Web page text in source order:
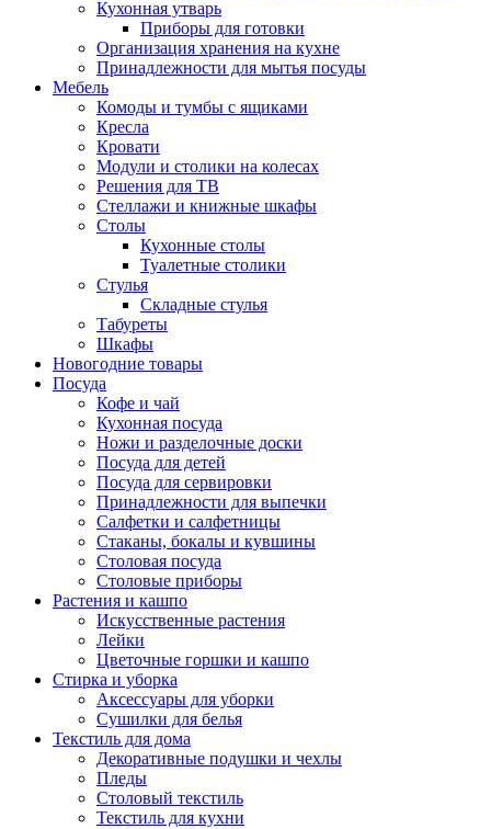
Кухонная утварь
Приборы для готовки
Организация хранения на кухне
Принадлежности для мытья посуды
Мебель
Комоды и тумбы с ящиками
Кресла
Кровати
Модули и столики на колесах
Решения для ТВ
Стеллажи и книжные шкафы
Столы
Кухонные столы
Туалетные столики
Стулья
Складные стулья
Табуреты
Шкафы
Новогодние товары
Посуда
Кофе и чай
Кухонная посуда
Ножи и разделочные доски
Посуда для детей
Посуда для сервировки
Принадлежности для выпечки
Салфетки и салфетницы
Стаканы, бокалы и кувшины
Столовая посуда
Столовые приборы
Растения и кашпо
Искусственные растения
Лейки
Цветочные горшки и кашпо
Стирка и уборка
Аксессуары для уборки
Сушилки для белья
Текстиль для дома
Декоративные подушки и чехлы
Пледы
Столовый текстиль
Текстиль для кухни